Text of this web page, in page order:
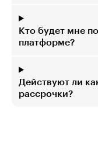
Кто будет мне
платформе?
Действуют ли
рассрочки?